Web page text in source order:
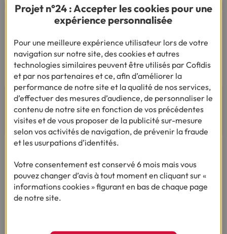
Vous êtes sourd ou malentendant
Française
Du lundi au vendredi de 9h à 12h et de 14h à
18h
AVIS ET TÉMOIGNAGES
Projet n°24 : Accepter les cookies pour une
expérience personnalisée
Pour une meilleure expérience utilisateur lors de votre
navigation sur notre site, des cookies et autres
technologies similaires peuvent être utilisés par Cofidis
et par nos partenaires et ce, afin d’améliorer la
performance de notre site et la qualité de nos services,
d’effectuer des mesures d’audience, de personnaliser le
contenu de notre site en fonction de vos précédentes
visites et de vous proposer de la publicité sur-mesure
selon vos activités de navigation, de prévenir la fraude
et les usurpations d’identités.
Votre consentement est conservé 6 mois mais vous
pouvez changer d’avis à tout moment en cliquant sur «
informations cookies » figurant en bas de chaque page
de notre site.